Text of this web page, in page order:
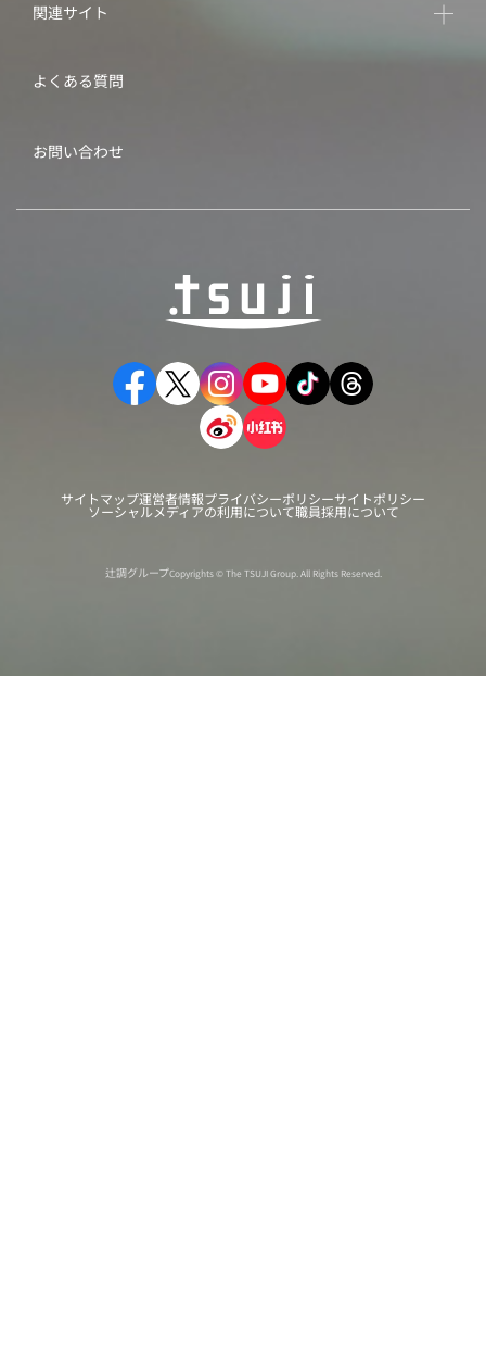
関連サイト
よくある質問
お問い合わせ
サイトマップ運営者情報プライバシーポリシーサイトポリシー
ソーシャルメディアの利用について職員採用について
辻調グループCopyrights © The TSUJI Group. All Rights Reserved.